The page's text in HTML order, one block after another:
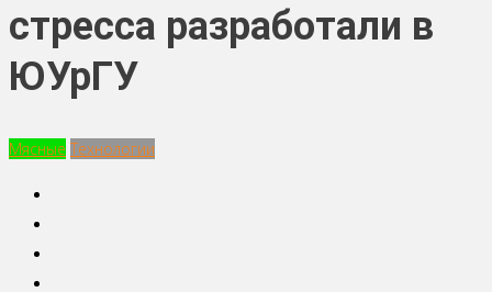
стресса разработали в
ЮУрГУ
Мясные Технологии